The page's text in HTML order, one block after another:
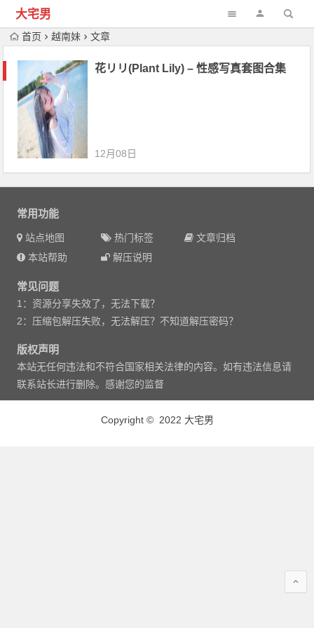
大宅男
首页 越南妹 文章
花リリ(Plant Lily) – 性感写真套图合集
12月08日
常用功能
站点地图 热门标签
文章归档
本站帮助
解压说明
常见问题
1：资源分享失效了，无法下载？
2：压缩包解压失败，无法解压？不知道解压密码？
版权声明
本站无任何违法和不符合国家相关法律的内容。如有违法信息请
联系站长进行删除。感谢您的监督
Copyright © 2022 大宅男